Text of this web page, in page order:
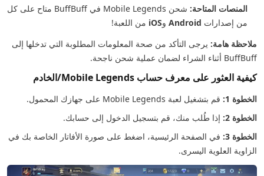
المنصات المتاحة:
شحن Mobile Legends في BuffBuff متاح على كل
من إصدارات Android وiOS من اللعبة!
ملاحظة هامة: يرجى التأكد من صحة المعلومات المطلوبة التي تدخلها إلى
BuffBuff أثناء الشراء لضمان عملية شحن ناجحة.
كيفية العثور على معرف حساب Mobile Legends/الخادم
الخطوة 1:
قم بتشغيل لعبة Mobile Legends على جهازك المحمول.
الخطوة 2:
إذا طُلب منك، قم بتسجيل الدخول إلى حسابك.
الخطوة 3:
في الصفحة الرئيسية، اضغط على صورة الأفاتار الخاصة بك في
الزاوية العلوية اليسرى.